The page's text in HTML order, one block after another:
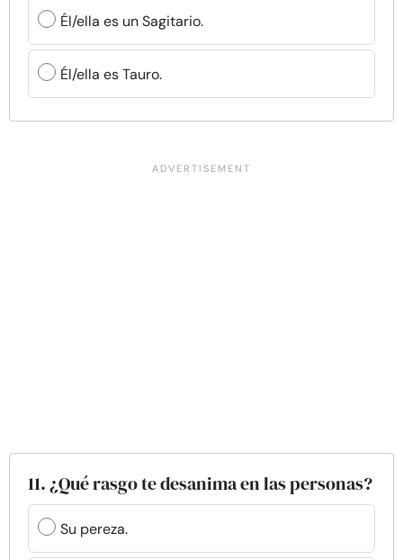
Él/ella es un Sagitario.
Él/ella es Tauro.
11. ¿Qué rasgo te desanima en las personas?
Su pereza.